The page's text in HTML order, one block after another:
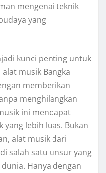
mengenai teknik
yang
kunci penting untuk
musik Bangka
memberikan
menghilangkan
ini mendapat
lebih luas. Bukan
alat musik dari
salah satu unsur yang
Hanya dengan